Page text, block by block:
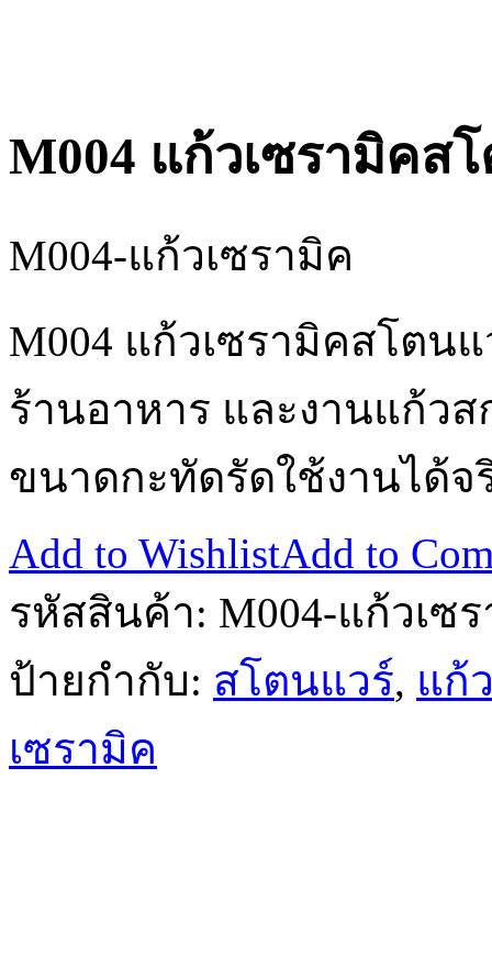
M004 แก้วเซรามิคส
M004-แก้วเซรามิค
M004 แก้วเซรามิคสโตน
ร้านอาหาร และงานแก้ว
ขนาดกะทัดรัดใช้งานได้จ
Add to WishlistAdd to
รหัสสินค้า: M004-แก้วเซ
ป้ายกำกับ: สโตนแวร์, แก้
เซรามิค